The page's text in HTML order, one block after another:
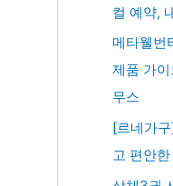
컬 예약,
메타웰번
제품 가
무스
[르네가
고 편안